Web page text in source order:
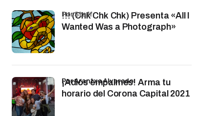
!!! (Chk Chk Chk) Presenta «All I
Wanted Was a Photograph»
por Staff
¡Adiós empalmes! Arma tu
horario del Corona Capital 2021
por Arantxa Alvarado